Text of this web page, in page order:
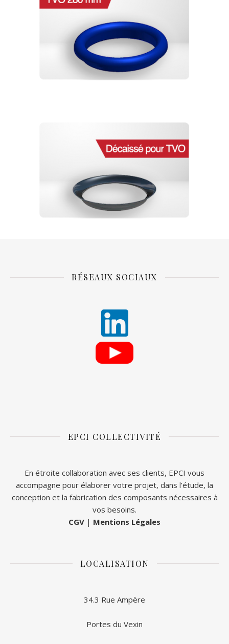
RÉSEAUX SOCIAUX
EPCI COLLECTIVITÉ
En étroite collaboration avec ses clients, EPCI vous
accompagne pour élaborer votre projet, dans l’étude, la
conception et la fabrication des composants nécessaires à
vos besoins.
CGV | Mentions Légales
LOCALISATION
34.3 Rue Ampère
Portes du Vexin